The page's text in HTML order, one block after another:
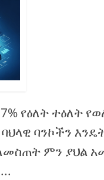
የዕለት ተዕለት
ባንኮችን
ምን ያህል